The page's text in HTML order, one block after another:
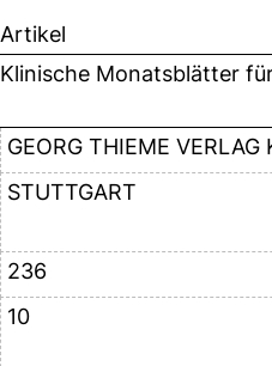
Artikel
Klinische Monatsblätter
GEORG THIEME VERLAG
STUTTGART
236
10